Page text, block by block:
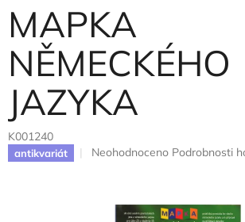
MAPKA
NĚMECKÉHO
JAZYKA
K001240
antikvariát
Průměrné
Neohodnoceno Podrobnosti